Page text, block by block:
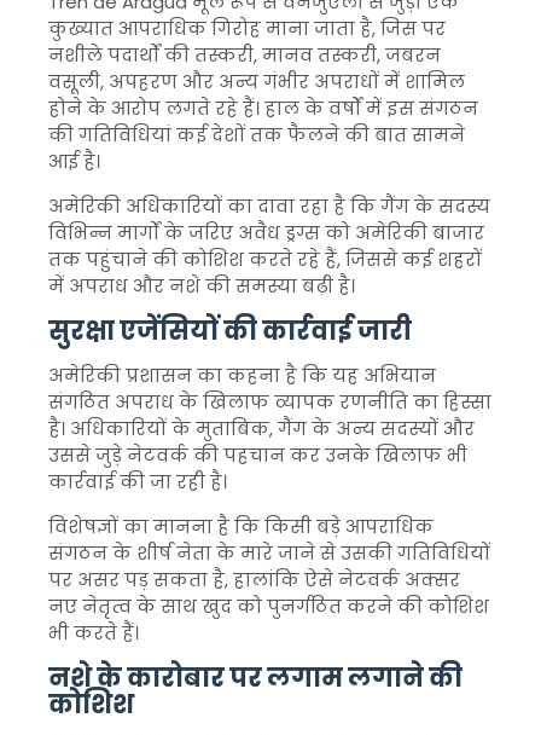
कुख्यात आपराधिक गिरोह माना जाता है, जिस पर
नशीले पदार्थों की तस्करी, मानव तस्करी, जबरन
वसूली, अपहरण और अन्य गंभीर अपराधों में शामिल
होने के आरोप लगते रहे हैं। हाल के वर्षों में इस संगठन
की गतिविधियां कई देशों तक फैलने की बात सामने
आई है।
अमेरिकी अधिकारियों का दावा रहा है कि गैंग के सदस्य
विभिन्न मार्गों के जरिए अवैध ड्रग्स को अमेरिकी बाजार
तक पहुंचाने की कोशिश करते रहे हैं, जिससे कई शहरों
में अपराध और नशे की समस्या बढ़ी है।
सुरक्षा एजेंसियों की कार्रवाई जारी
अमेरिकी प्रशासन का कहना है कि यह अभियान
संगठित अपराध के खिलाफ व्यापक रणनीति का हिस्सा
है। अधिकारियों के मुताबिक, गैंग के अन्य सदस्यों और
उससे जुड़े नेटवर्क की पहचान कर उनके खिलाफ भी
कार्रवाई की जा रही है।
विशेषज्ञों का मानना है कि किसी बड़े आपराधिक
संगठन के शीर्ष नेता के मारे जाने से उसकी गतिविधियों
पर असर पड़ सकता है, हालांकि ऐसे नेटवर्क अक्सर
नए नेतृत्व के साथ खुद को पुनर्गठित करने की कोशिश
भी करते हैं।
नशे के कारोबार पर लगाम लगाने की
कोशिश